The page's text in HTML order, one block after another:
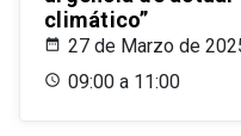
climático”
27 de Marzo de
09:00 a 11:00